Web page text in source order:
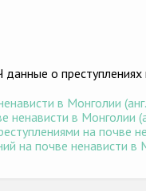
о преступлениях
в Монголии
ненависти в Монголии
на почве
на почве ненависти в